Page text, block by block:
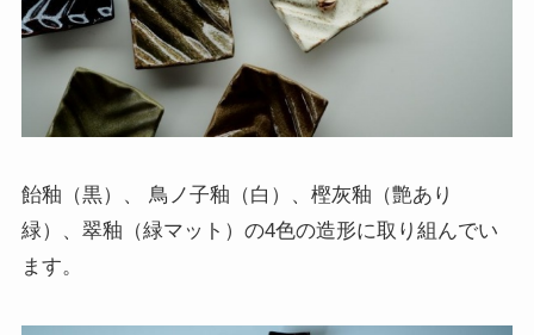
飴釉（黒）、 鳥ノ子釉（白）、樫灰釉（艶あり
緑）、翠釉（緑マット）の4色の造形に取り組んでい
ます。